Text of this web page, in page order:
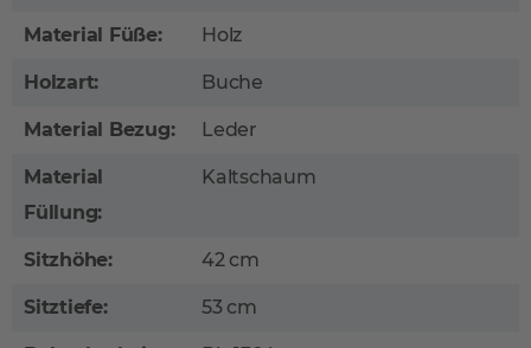
Material Füße: Holz
Holzart: Buche
Material Bezug: Leder
Material
Füllung:
Kaltschaum
Sitzhöhe: 42 cm
Sitztiefe: 53 cm